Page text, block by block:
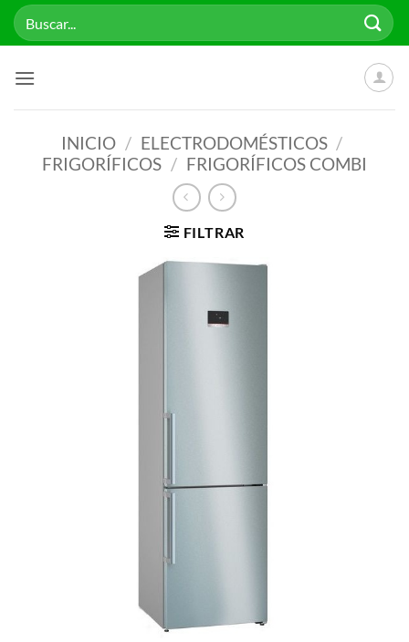
Saltar
Buscar
por:
INICIO / ELECTRODOMÉSTICOS /
FRIGORÍFICOS / FRIGORÍFICOS COMBI
FILTRAR